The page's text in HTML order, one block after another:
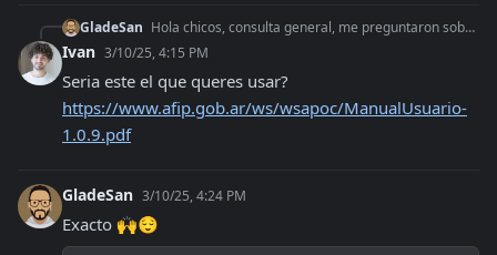
GladeSan Hola chicos, consulta general, me preguntaron sobre el Padron APOC ? Estuve leyendo lo que es y la consulta es ... cuando consultamos el CUIT del padron de in
Ivan 3/10/25, 4:15 PM
https://www.afip.gob.ar/ws/wsapoc/ManualUsuario-
1.0.9.pdf
GladeSan 3/10/25, 4:24 PM
Exacto 🙌😌